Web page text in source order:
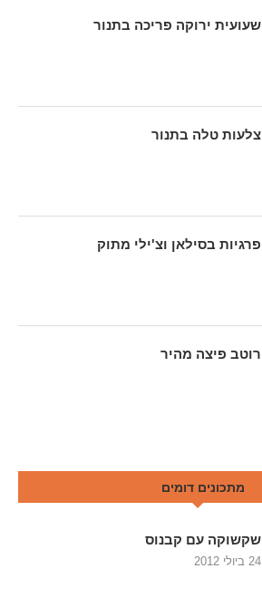
שעועית ירוקה פריכה בתנור
צלעות טלה בתנור
פרגיות בסילאן וצ'ילי מתוק
רוטב פיצה מהיר
מתכונים דומים
שקשוקה עם קבנוס
24 ביולי 2012